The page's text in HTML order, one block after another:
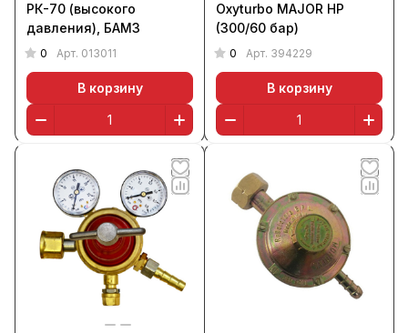
РК-70 (высокого
давления), БАМЗ
0 Арт. 013011
В корзину
Oxyturbo MAJOR HP
(300/60 бар)
0 Арт. 394229
В корзину